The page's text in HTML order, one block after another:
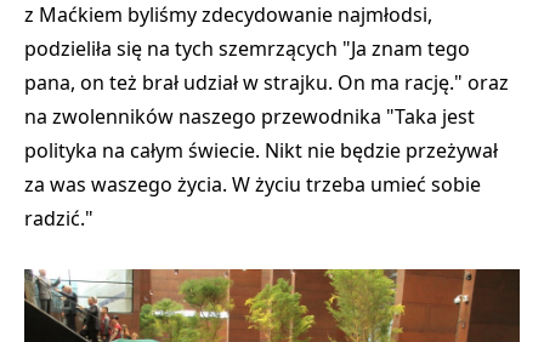
z Maćkiem byliśmy zdecydowanie najmłodsi,
podzieliła się na tych szemrzących "Ja znam tego
pana, on też brał udział w strajku. On ma rację." oraz
na zwolenników naszego przewodnika "Taka jest
polityka na całym świecie. Nikt nie będzie przeżywał
za was waszego życia. W życiu trzeba umieć sobie
radzić."